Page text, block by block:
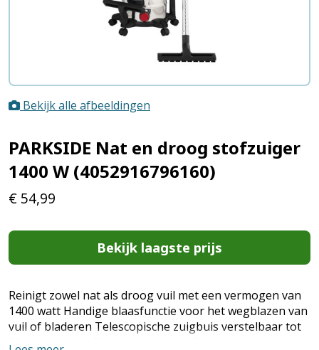
Bekijk alle afbeeldingen
PARKSIDE Nat en droog stofzuiger
1400 W (4052916796160)
€ 54,99
Bekijk laagste prijs
Reinigt zowel nat als droog vuil met een vermogen van
1400 watt Handige blaasfunctie voor het wegblazen van
vuil of bladeren Telescopische zuigbuis verstelbaar tot
30 cm voor een fijne werkhouding Slim opbergsysteem